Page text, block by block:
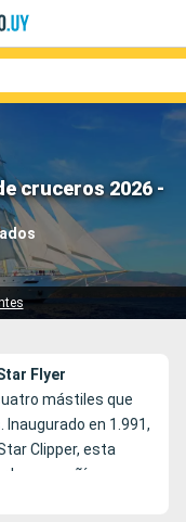
cruceros 2026 -
Compañías
Flyer
mástiles que
. Inaugurado en 1.991,
Clipper, esta
la compañía.